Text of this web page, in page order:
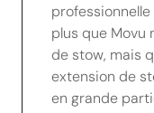
professionnelle
plus que Movu
de stow, mais
extension de
en grande